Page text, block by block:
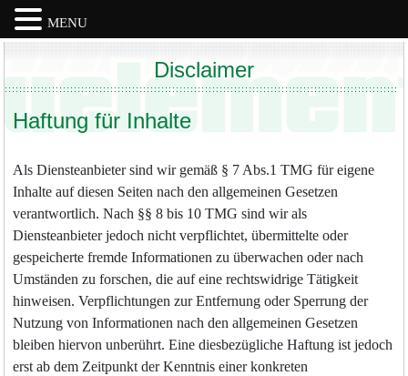
content
Disclaimer
Haftung für Inhalte
Als Diensteanbieter sind wir gemäß § 7 Abs.1 TMG für eigene
Inhalte auf diesen Seiten nach den allgemeinen Gesetzen
verantwortlich. Nach §§ 8 bis 10 TMG sind wir als
Diensteanbieter jedoch nicht verpflichtet, übermittelte oder
gespeicherte fremde Informationen zu überwachen oder nach
Umständen zu forschen, die auf eine rechtswidrige Tätigkeit
hinweisen. Verpflichtungen zur Entfernung oder Sperrung der
Nutzung von Informationen nach den allgemeinen Gesetzen
bleiben hiervon unberührt. Eine diesbezügliche Haftung ist jedoch
erst ab dem Zeitpunkt der Kenntnis einer konkreten
MENU